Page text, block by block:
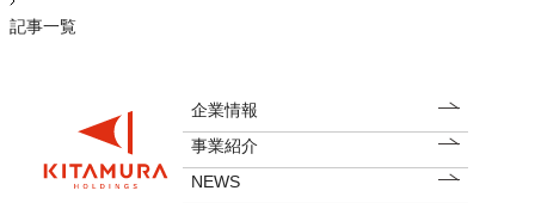
記事一覧
企業情報
事業紹介
NEWS